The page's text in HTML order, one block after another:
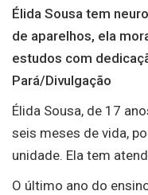
Élida Sousa tem
de aparelhos, ela
estudos com
Pará/Divulgação
Élida Sousa, de 17
seis meses de vida,
unidade. Ela tem
O último ano do